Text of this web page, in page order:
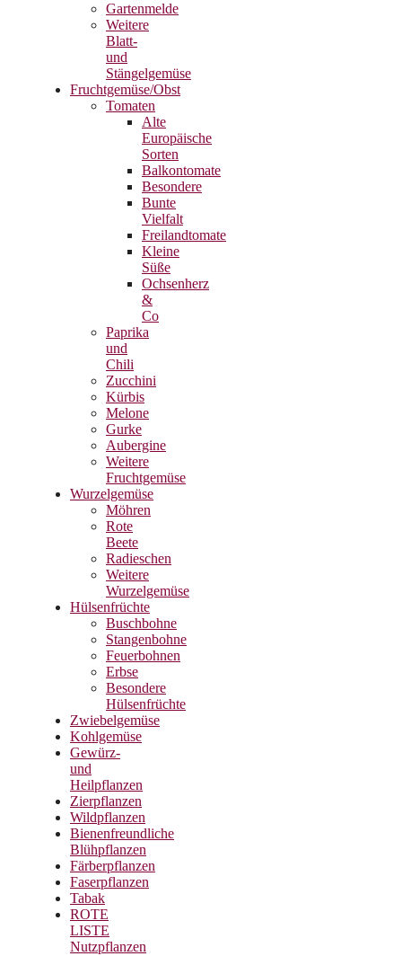
Gartenmelde
Weitere
Blatt-
und
Stängelgemüse
Fruchtgemüse/Obst
Tomaten
Alte
Europäische
Sorten
Balkontomate
Besondere
Bunte
Vielfalt
Freilandtomate
Kleine
Süße
Ochsenherz
&
Co
Paprika
und
Chili
Zucchini
Kürbis
Melone
Gurke
Aubergine
Weitere
Fruchtgemüse
Wurzelgemüse
Möhren
Rote
Beete
Radieschen
Weitere
Wurzelgemüse
Hülsenfrüchte
Buschbohne
Stangenbohne
Feuerbohnen
Erbse
Besondere
Hülsenfrüchte
Zwiebelgemüse
Kohlgemüse
Gewürz-
und
Heilpflanzen
Zierpflanzen
Wildpflanzen
Bienenfreundliche
Blühpflanzen
Färberpflanzen
Faserpflanzen
Tabak
ROTE
LISTE
Nutzpflanzen